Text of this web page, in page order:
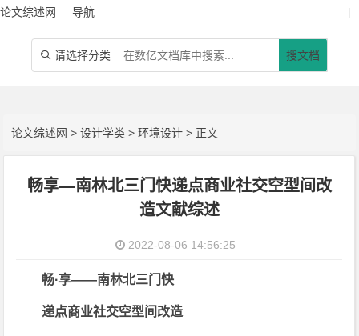
论文综述网 导航 |
 请选择分类 搜文档
论文综述网 >设计学类 >环境设计 > 正文
畅享—南林北三门快递点商业社交空型间改
造文献综述
2022-08-06 14:56:25
畅·享——南林北三门快
递点商业社交空型间改造